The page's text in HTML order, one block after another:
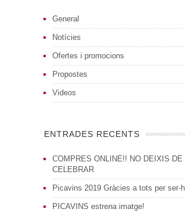
General
Notícies
Ofertes i promocions
Propostes
Videos
ENTRADES RECENTS
COMPRES ONLINE!! NO DEIXIS DE
CELEBRAR
Picavins 2019 Gràcies a tots per ser-
PICAVINS estrena imatge!